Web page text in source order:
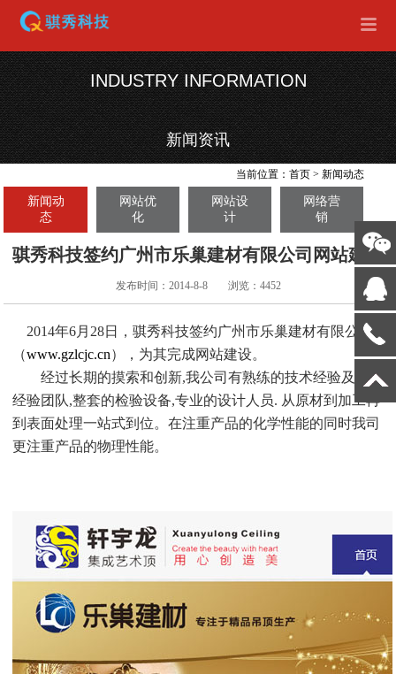
INDUSTRY INFORMATION
新闻资讯
当前位置：首页 >新闻动态
新闻动
态
网站优
化
网站设
计
网络营
销
骐秀科技签约广州市乐巢建材有限公司网站建设
发布时间：2014-8-8 浏览：4452
2014年6月28日，骐秀科技签约广州市乐巢建材有限公司
（www.gzlcjc.cn），为其完成网站建设。
经过长期的摸索和创新,我公司有熟练的技术经验及生产
经验团队,整套的检验设备,专业的设计人员. 从原材到加工再
到表面处理一站式到位。在注重产品的化学性能的同时我司
更注重产品的物理性能。